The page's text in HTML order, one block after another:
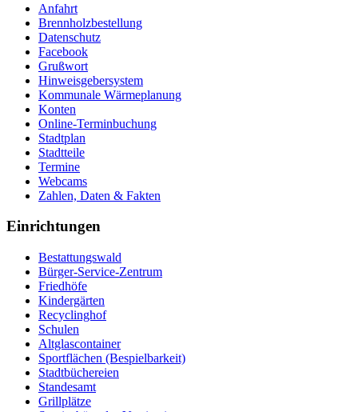
Anfahrt
Brennholzbestellung
Datenschutz
Facebook
Grußwort
Hinweisgebersystem
Kommunale Wärmeplanung
Konten
Online-Terminbuchung
Stadtplan
Stadtteile
Termine
Webcams
Zahlen, Daten & Fakten
Einrichtungen
Bestattungswald
Bürger-Service-Zentrum
Friedhöfe
Kindergärten
Recyclinghof
Schulen
Altglascontainer
Sportflächen (Bespielbarkeit)
Stadtbüchereien
Standesamt
Grillplätze